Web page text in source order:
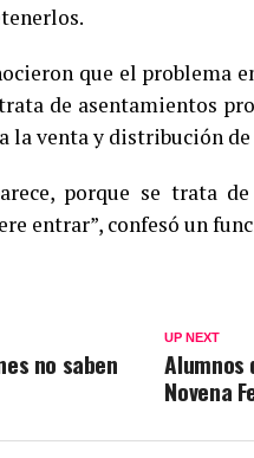
que el problema
de asentamientos
la venta y distribución de
porque se trata
entrar”, confesó un
UP NEXT
Alumnos
Novena
no saben